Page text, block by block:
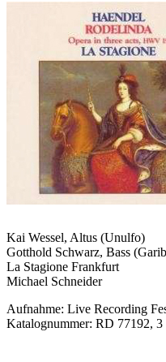
Kai Wessel, Altus (Unulfo)
Gotthold Schwarz, Bass
La Stagione Frankfurt
Michael Schneider
Aufnahme: Live Recording
Katalognummer: RD 77192, 3